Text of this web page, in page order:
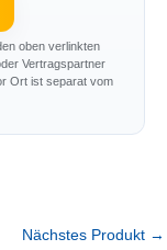
oben verlinkten
Vertragspartner
Ort ist separat vom
Nächstes Produkt →